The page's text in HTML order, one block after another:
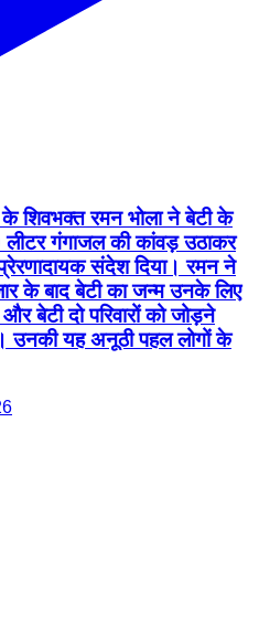
शिवभक्त रमन भोला ने बेटी के
लीटर गंगाजल की कांवड़ उठाकर
संदेश दिया। रमन ने
के बाद बेटी का जन्म उनके लिए
बेटी दो परिवारों को जोड़ने
उनकी यह अनूठी पहल लोगों के